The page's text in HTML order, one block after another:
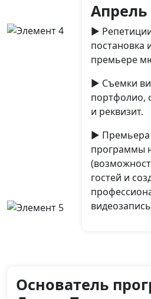
►
постановка
премьере
► Съемки
портфолио,
и реквизит.
► Премьера
программы
гостей и
Основатель